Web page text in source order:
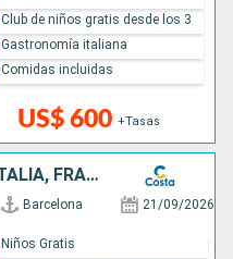
US$ 600 +Tasas
Club de niños gratis desde los 3
Gastronomía italiana
Comidas incluidas
ESPAÑA, ISLAS BALEARES, ITALIA, FRANCIA
Barcelona 21/09/2026
Niños Gratis